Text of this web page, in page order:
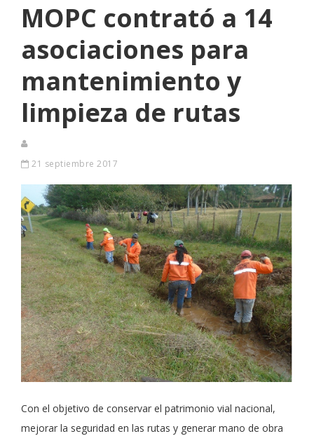
MOPC contrató a 14
asociaciones para
mantenimiento y
limpieza de rutas
21 septiembre 2017
Con el objetivo de conservar el patrimonio vial nacional,
mejorar la seguridad en las rutas y generar mano de obra